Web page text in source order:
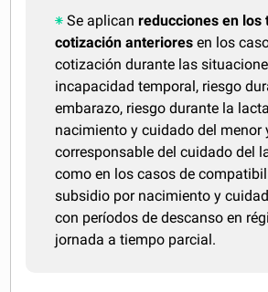
Se aplican reducciones en los
cotización anteriores en los
cotización durante las
incapacidad temporal, riesgo
embarazo, riesgo durante la
nacimiento y cuidado del menor
corresponsable del cuidado del
como en los casos de
subsidio por nacimiento y
con períodos de descanso en
jornada a tiempo parcial.